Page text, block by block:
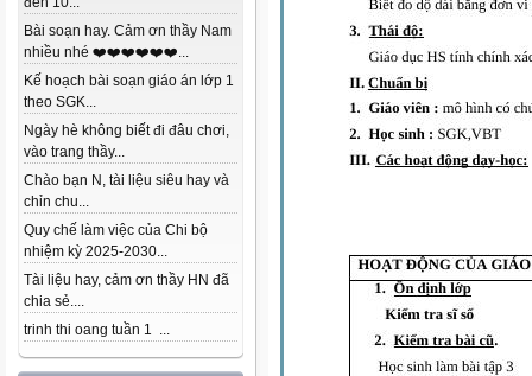
Bài soạn hay. Cảm ơn thầy Nam
nhiều nhé ❤️❤️❤️❤️❤️❤️...
Kế hoạch bài soạn giáo án lớp 1
theo SGK...
Ngày hè không biết đi đâu chơi,
vào trang thầy...
Chào bạn N, tài liệu siêu hay và
chỉn chu...
Quy chế làm việc của Chi bộ
nhiệm kỳ 2025-2030...
Tài liệu hay, cảm ơn thầy HN đã
chia sẻ....
trinh thi oang tuần 1 ...